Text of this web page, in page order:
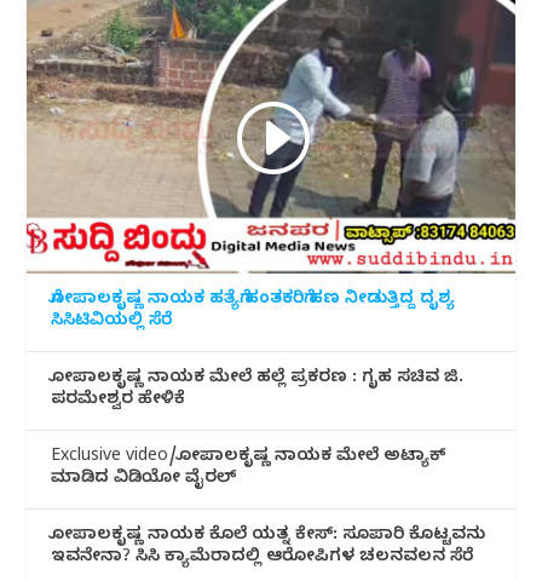
ಗೋಪಾಲಕೃಷ್ಣ ನಾಯಕ ಹತ್ಯೆಗೆ ಹಂತಕರಿಗೆ ಹಣ ನೀಡುತ್ತಿದ್ದ ದೃಶ್ಯ
ಸಿಸಿಟಿವಿಯಲ್ಲಿ ಸೆರೆ
ಗೋಪಾಲಕೃಷ್ಣ ನಾಯಕ ಮೇಲೆ ಹಲ್ಲೆ ಪ್ರಕರಣ : ಗೃಹ ಸಚಿವ ಜಿ.
ಪರಮೇಶ್ವರ ಹೇಳಿಕೆ
Exclusive video/ಗೋಪಾಲಕೃಷ್ಣ ನಾಯಕ ಮೇಲೆ ಅಟ್ಯಾಕ್
ಮಾಡಿದ ವಿಡಿಯೋ ವೈರಲ್
ಗೋಪಾಲಕೃಷ್ಣ ನಾಯಕ ಕೊಲೆ ಯತ್ನ ಕೇಸ್: ಸೂಪಾರಿ ಕೊಟ್ಟವನು
ಇವನೇನಾ? ಸಿಸಿ ಕ್ಯಾಮೆರಾದಲ್ಲಿ ಆರೋಪಿಗಳ ಚಲನವಲನ ಸೆರೆ